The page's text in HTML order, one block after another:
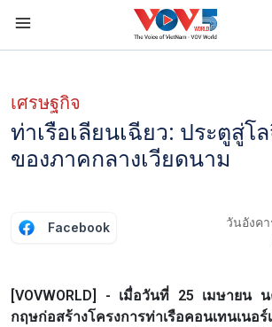
เศรษฐกิจ
ท่าเรือเลียนเฉียว: ประตูสู่โ
ของภาคกลางเวียดนาม
Facebook วันอังค
[VOVWORLD] - เมื่อวันที่ 25 เมษายน น
กฤษก่อสร้างโครงการท่าเรือคอนเทนเนอร์